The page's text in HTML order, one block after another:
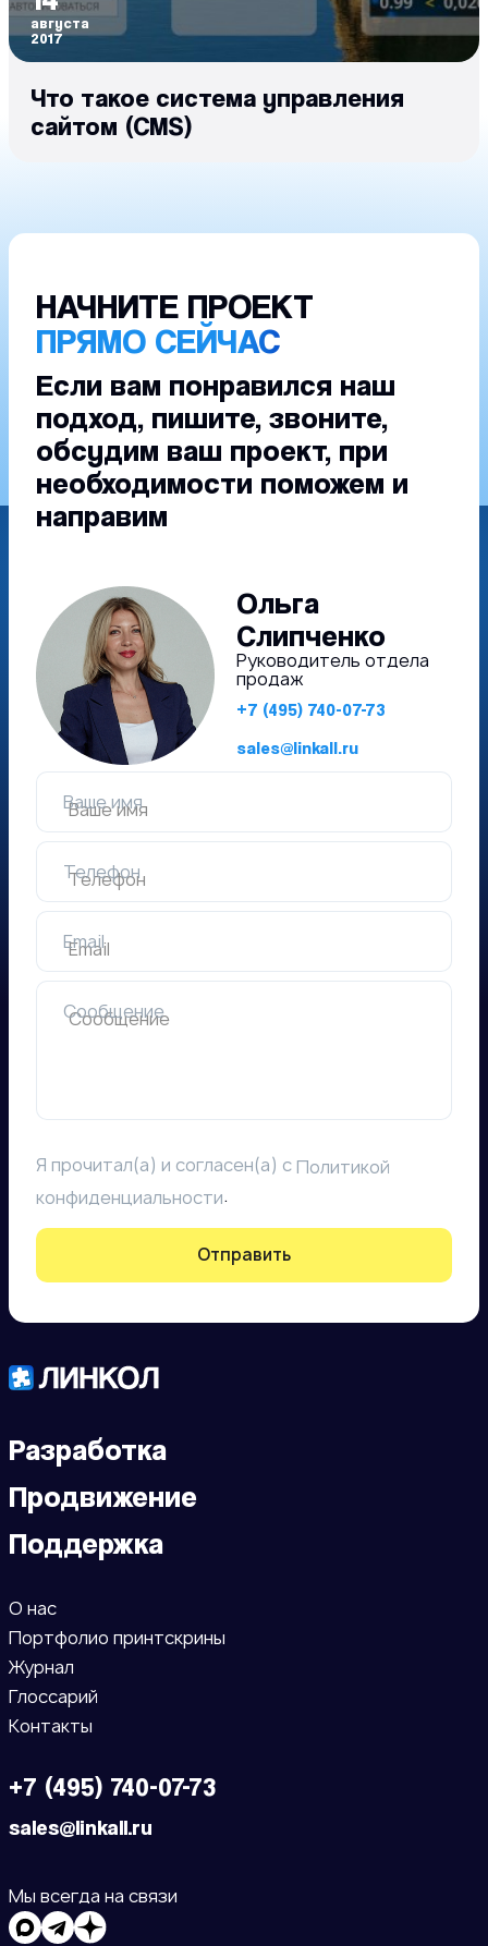
августа
2017
Что такое система управления
сайтом (CMS)
НАЧНИТЕ ПРОЕКТ
ПРЯМО СЕЙЧАС
Если вам понравился наш
подход, пишите, звоните,
обсудим ваш проект, при
необходимости поможем и
направим
Ольга
Слипченко
Руководитель отдела
продаж
+7 (495) 740-07-73
sales@linkall.ru
Ваше имя
Телефон
Email
Сообщение
Я прочитал(а) и согласен(а) сПолитикой
конфиденциальности.
Отправить
Разработка
Продвижение
Поддержка
О нас
Портфолио принтскрины
Журнал
Глоссарий
Контакты
+7 (495) 740-07-73
sales@linkall.ru
Мы всегда на связи